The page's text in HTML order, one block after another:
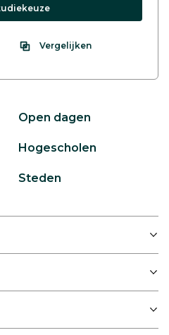
Vergelijken
Open dagen
Hogescholen
Steden